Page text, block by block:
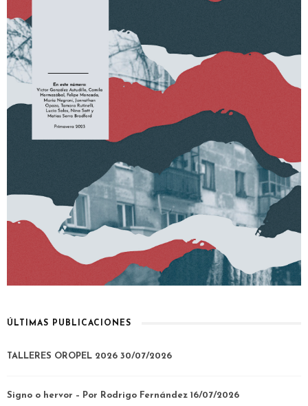
ÚLTIMAS PUBLICACIONES
TALLERES OROPEL 2026 30/07/2026
Signo o hervor – Por Rodrigo Fernández 16/07/2026